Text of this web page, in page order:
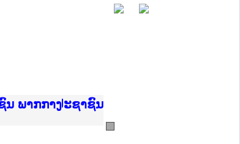
ທຳແຫ່ງຊາດ
ນ ພາກເໜືອ
ຕຳຫຼວດປະຊາຊົນ
ສັນຕິບານປະຊາຊົນ
ພາກກາງ